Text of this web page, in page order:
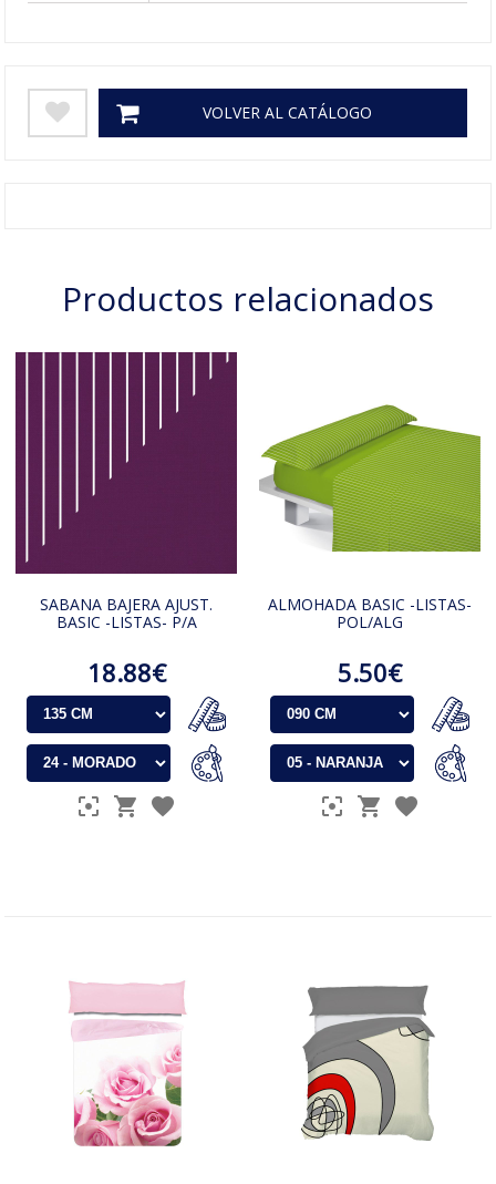
VOLVER AL CATÁLOGO
Productos relacionados
SABANA BAJERA AJUST.
BASIC -LISTAS- P/A
18.88€
ALMOHADA BASIC -LISTAS-
POL/ALG
5.50€